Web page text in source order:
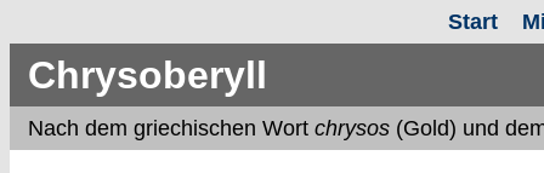
Start
Chrysoberyll
Nach dem griechischen Wort chrysos (Gold) und